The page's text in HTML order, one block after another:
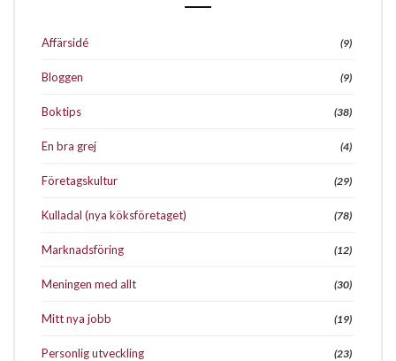
Affärsidé (9)
Bloggen (9)
Boktips (38)
En bra grej (4)
Företagskultur (29)
Kulladal (nya köksföretaget) (78)
Marknadsföring (12)
Meningen med allt (30)
Mitt nya jobb (19)
Personlig utveckling (23)